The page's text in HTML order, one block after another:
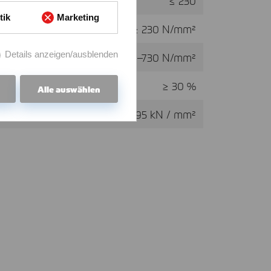
≥ 230 N/mm²
530–730 N/mm²
≥ 30 %
195 kN / mm²
Marketing
Details anzeigen/ausblenden
Alle auswählen